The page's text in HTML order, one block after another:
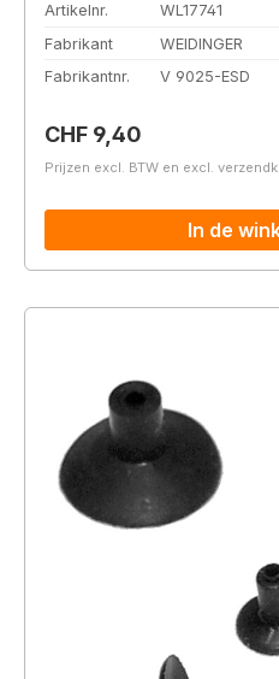
Artikelnr.
WL17741
Fabrikant
WEIDINGER
Fabrikantnr.
V 9025-ESD
Normale prijs:
CHF 9,40
Prijzen excl. BTW en excl.
In de